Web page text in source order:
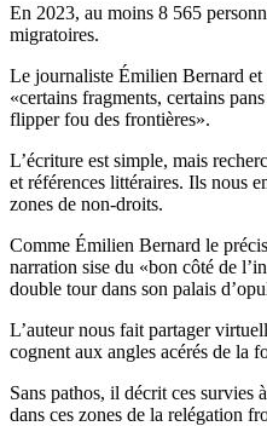
En 2023, au moins 8 565
migratoires.
Le journaliste Émilien Bernard et
«certains fragments, certains
flipper fou des frontières».
L’écriture est simple, mais
et références littéraires. Ils nous
zones de non-droits.
Comme Émilien Bernard le
narration sise du «bon côté de
double tour dans son palais
L’auteur nous fait partager
cognent aux angles acérés de la
Sans pathos, il décrit ces survies
dans ces zones de la relégation